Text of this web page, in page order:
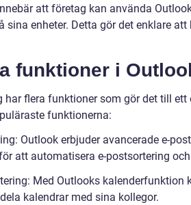
att företag kan använda
sina enheter. Detta gör det enklare
funktioner i
har flera funktioner som gör det till
funktionerna:
Outlook erbjuder avancerade e-
att automatisera e-postsortering
Med Outlooks
kalendrar med sina kollegor.